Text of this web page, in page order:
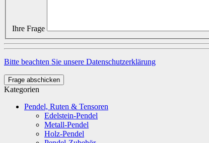
Ihre Frage
Bitte beachten Sie unsere Datenschutzerklärung
Frage abschicken
Kategorien
Pendel, Ruten & Tensoren
Edelstein-Pendel
Metall-Pendel
Holz-Pendel